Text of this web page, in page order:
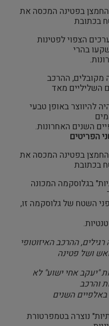
בפטינה המכסה את
בכתובת
הצפוי לפטינות
בהרי
מקובלים, ההרכב
השליליים מאד
להיווצר באופן טבעי
השנים האחרונות.
הפריטים
בפטינה המכסה את
בכתובת
בגלוסקמה המכונה
השטח של גלוסקמה זו,
ההרכב האיזוטופי
ושל פטינה
"יעקב אחי ישוע" לא
והרכב
השנים
נוצרה בטמפרטורת